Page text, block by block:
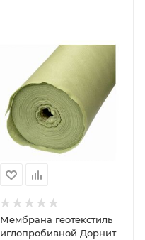
Мембрана геотекстиль
иглопробивной Дорнит